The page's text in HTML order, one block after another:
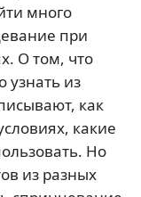
много
при
О том, что
из
как
какие
Но
из разных